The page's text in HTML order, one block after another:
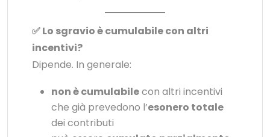
✅ Lo sgravio è cumulabile con altri
incentivi?
Dipende. In generale:
non è cumulabilecon altri incentivi
che già prevedono l’esonero totale
dei contributi